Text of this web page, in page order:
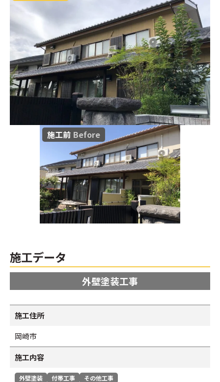
施工前 Before
施工データ
外壁塗装工事
施工住所
岡崎市
施工内容
外壁塗装 付帯工事 その他工事